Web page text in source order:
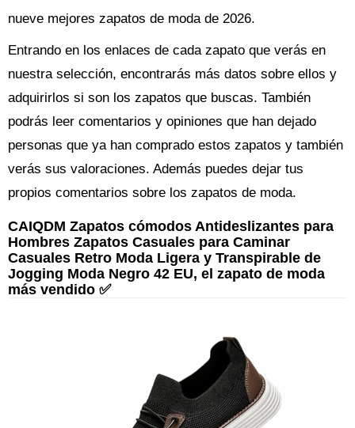
nueve mejores zapatos de moda de 2026.
Entrando en los enlaces de cada zapato que verás en
nuestra selección, encontrarás más datos sobre ellos y
adquirirlos si son los zapatos que buscas. También
podrás leer comentarios y opiniones que han dejado
personas que ya han comprado estos zapatos y también
verás sus valoraciones. Además puedes dejar tus
propios comentarios sobre los zapatos de moda.
CAIQDM Zapatos cómodos Antideslizantes para
Hombres Zapatos Casuales para Caminar
Casuales Retro Moda Ligera y Transpirable de
Jogging Moda Negro 42 EU, el zapato de moda
más vendido ✅